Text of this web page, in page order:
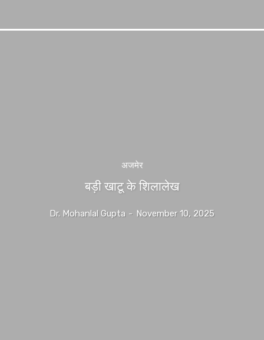
अजमेर
बड़ी खाटू के शिलालेख
Dr. Mohanlal Gupta - November 10, 2025